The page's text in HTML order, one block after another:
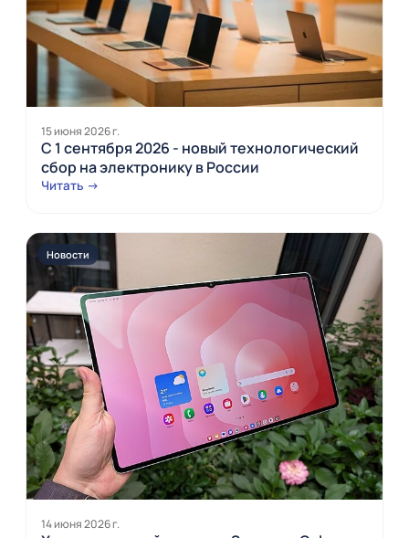
15 июня 2026 г.
С 1 сентября 2026 - новый технологический
сбор на электронику в России
Читать →
Новости
14 июня 2026 г.